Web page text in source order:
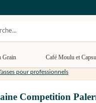
Grain Café Moulu et
pour professionnels
Competition